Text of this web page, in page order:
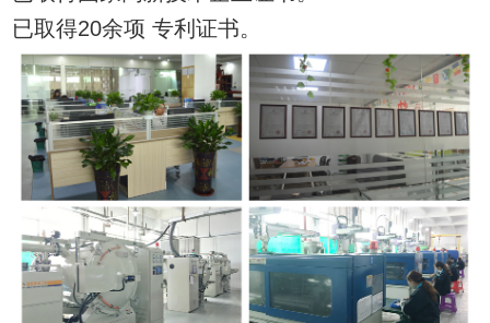
已取得20余项 专利证书。